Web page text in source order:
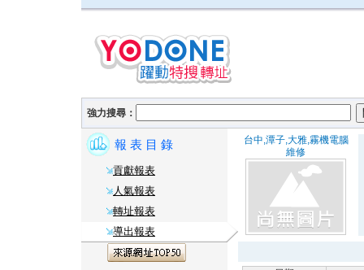
強力搜尋：
報 表 目 錄
貢獻報表
人氣報表
轉址報表
導出報表
台中,潭子,大雅,霧機電腦
維修